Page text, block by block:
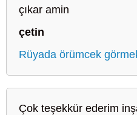
çıkar amin
çetin
Rüyada örümcek
Çok teşekkür ederim